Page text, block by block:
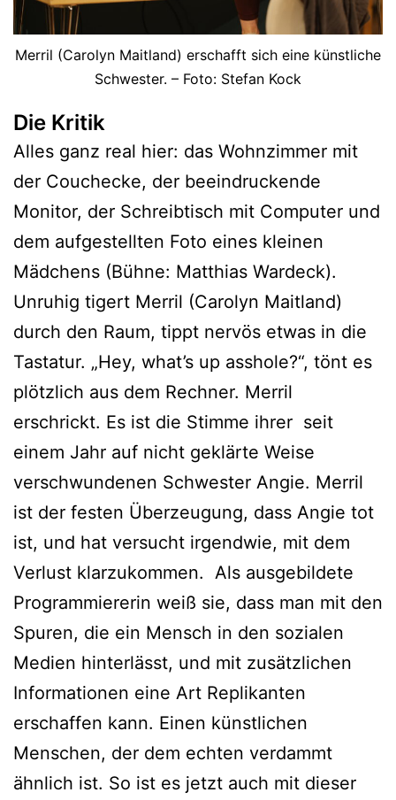
Merril (Carolyn Maitland) erschafft sich eine künstliche
Schwester. – Foto: Stefan Kock
Die Kritik
Alles ganz real hier: das Wohnzimmer mit
der Couchecke, der beeindruckende
Monitor, der Schreibtisch mit Computer und
dem aufgestellten Foto eines kleinen
Mädchens (Bühne: Matthias Wardeck).
Unruhig tigert Merril (Carolyn Maitland)
durch den Raum, tippt nervös etwas in die
Tastatur. „Hey, what’s up asshole?“, tönt es
plötzlich aus dem Rechner. Merril
erschrickt. Es ist die Stimme ihrer seit
einem Jahr auf nicht geklärte Weise
verschwundenen Schwester Angie. Merril
ist der festen Überzeugung, dass Angie tot
ist, und hat versucht irgendwie, mit dem
Verlust klarzukommen. Als ausgebildete
Programmiererin weiß sie, dass man mit den
Spuren, die ein Mensch in den sozialen
Medien hinterlässt, und mit zusätzlichen
Informationen eine Art Replikanten
erschaffen kann. Einen künstlichen
Menschen, der dem echten verdammt
ähnlich ist. So ist es jetzt auch mit dieser